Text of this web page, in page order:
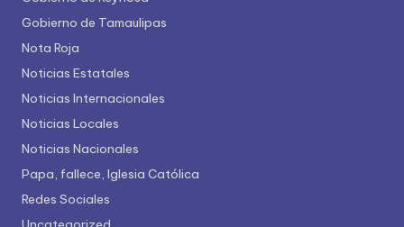
Gobierno de Tamaulipas
Nota Roja
Noticias Estatales
Noticias Internacionales
Noticias Locales
Noticias Nacionales
Papa, fallece, Iglesia Católica
Redes Sociales